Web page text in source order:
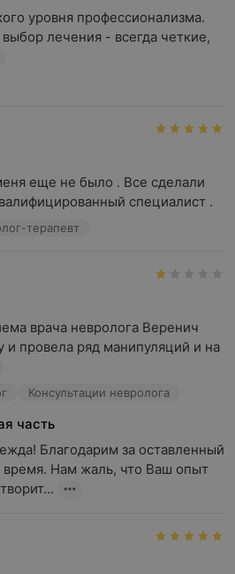
уровня профессионализма.
лечения - всегда четкие,
еще не было . Все сделали
специалист .
терапевт
врача невролога Веренич
провела ряд манипуляций и на
Консультации невролога
часть
Благодарим за оставленный
время. Нам жаль, что Ваш опыт